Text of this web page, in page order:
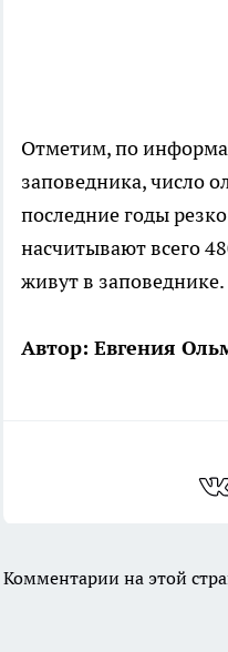
Отметим, по
заповедника, число
последние годы
насчитывают всего
живут в заповеднике.
Автор: Евгения
Комментарии на этой